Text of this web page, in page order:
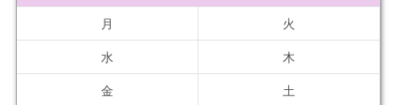
月 火
水 木
金 土